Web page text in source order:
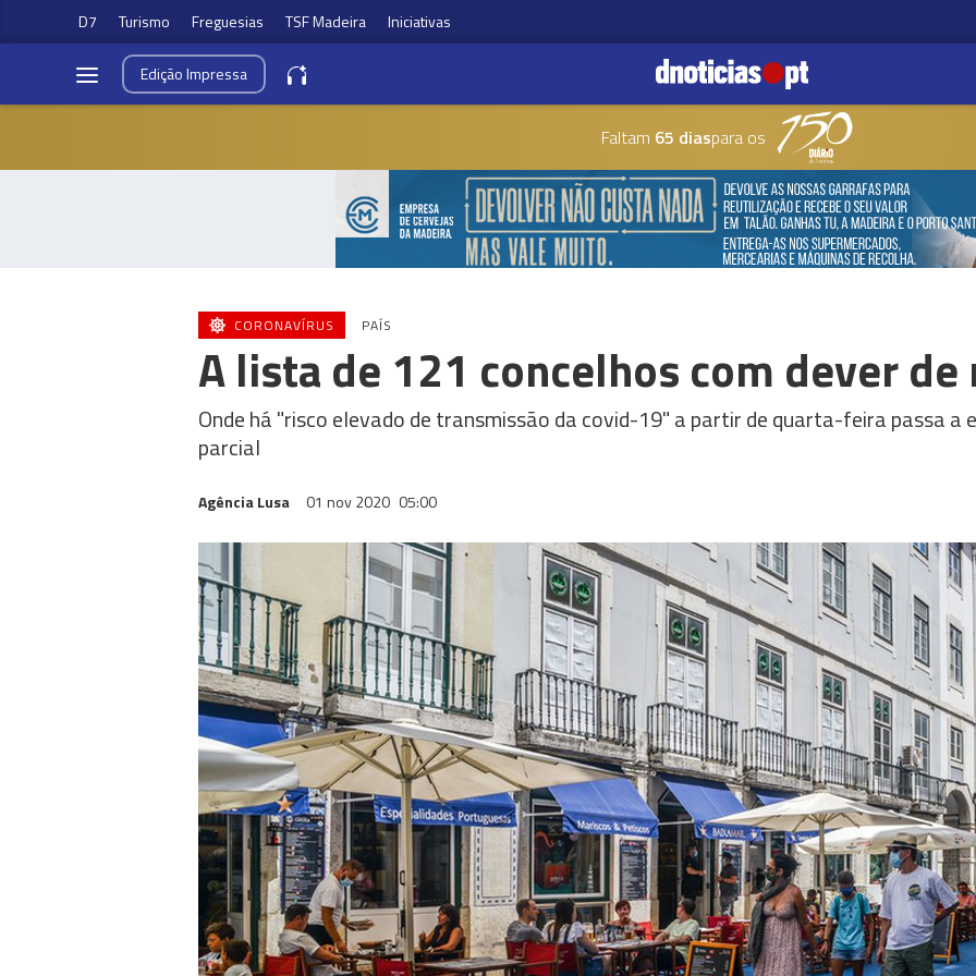
D7 Turismo Freguesias TSF Madeira Iniciativas
EdiçãoImpressa
Faltam 65 diaspara os
CORONAVÍRUS PAÍS
A lista de 121 concelhos com dever
Onde há "risco elevado de transmissão da covid-19" a partir de quarta-feira passa
parcial
Agência Lusa 01 nov 2020 05:00